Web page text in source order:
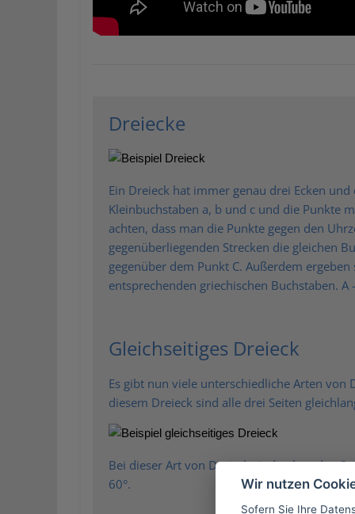
Dreiecke
Ein Dreieck hat immer genau drei Ecken
Kleinbuchstaben a, b und c und die Punkte
achten, dass man die Punkte gegen den
gegenüberliegenden Strecken die gleichen
gegenüber dem Punkt C. Außerdem
entsprechenden griechischen Buchstaben. A
Gleichseitiges Dreieck
Es gibt nun viele unterschiedliche Arten von
diesem Dreieck sind alle drei Seiten
Bei dieser Art von Dreieck sind neben den
60°.
Wir nutzen
Sofern Sie Ihre